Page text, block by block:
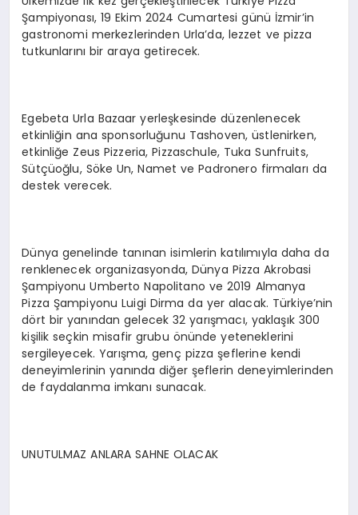
Şampiyonası, 19 Ekim 2024 Cumartesi günü İzmir’in
gastronomi merkezlerinden Urla’da, lezzet ve pizza
tutkunlarını bir araya getirecek.
Egebeta Urla Bazaar yerleşkesinde düzenlenecek
etkinliğin ana sponsorluğunu Tashoven, üstlenirken,
etkinliğe Zeus Pizzeria, Pizzaschule, Tuka Sunfruits,
Sütçüoğlu, Söke Un, Namet ve Padronero firmaları da
destek verecek.
Dünya genelinde tanınan isimlerin katılımıyla daha da
renklenecek organizasyonda, Dünya Pizza Akrobasi
Şampiyonu Umberto Napolitano ve 2019 Almanya
Pizza Şampiyonu Luigi Dirma da yer alacak. Türkiye’nin
dört bir yanından gelecek 32 yarışmacı, yaklaşık 300
kişilik seçkin misafir grubu önünde yeteneklerini
sergileyecek. Yarışma, genç pizza şeflerine kendi
deneyimlerinin yanında diğer şeflerin deneyimlerinden
de faydalanma imkanı sunacak.
UNUTULMAZ ANLARA SAHNE OLACAK